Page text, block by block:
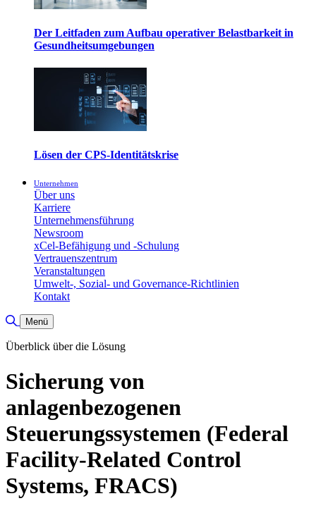
Der Leitfaden zum Aufbau operativer Belastbarkeit in
Gesundheitsumgebungen
Lösen der CPS-Identitätskrise
Unternehmen
Über uns
Karriere
Unternehmensführung
Newsroom
xCel-Befähigung und -Schulung
Vertrauenszentrum
Veranstaltungen
Umwelt-, Sozial- und Governance-Richtlinien
Kontakt
Suche umschalten
Menü
Überblick über die Lösung
Sicherung von
anlagenbezogenen
Steuerungssystemen (Federal
Facility-Related Control
Systems, FRACS)